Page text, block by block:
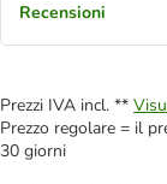
Recensioni
Prezzi IVA incl. **
Prezzo regolare = il
30 giorni